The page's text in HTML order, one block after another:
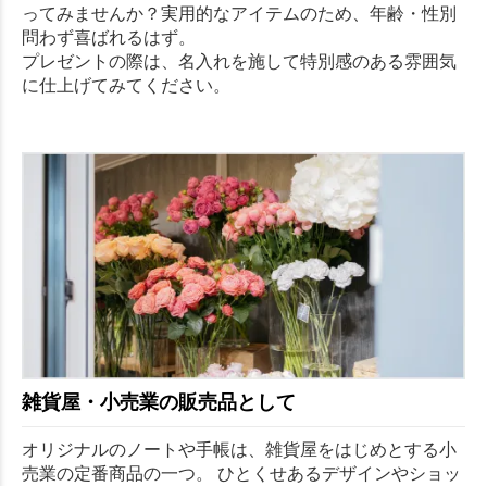
ってみませんか？実用的なアイテムのため、年齢・性別
問わず喜ばれるはず。
プレゼントの際は、名入れを施して特別感のある雰囲気
に仕上げてみてください。
雑貨屋・小売業の販売品として
オリジナルのノートや手帳は、雑貨屋をはじめとする小
売業の定番商品の一つ。 ひとくせあるデザインやショッ